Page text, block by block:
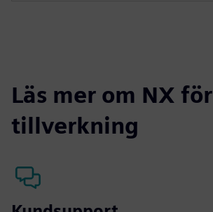
Läs mer om NX för
tillverkning